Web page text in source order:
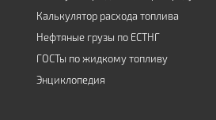
Калькулятор расхода топлива
Нефтяные грузы по ЕСТНГ
ГОСТы по жидкому топливу
Энциклопедия